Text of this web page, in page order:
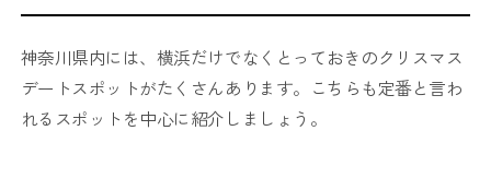
神奈川県内には、横浜だけでなくとっておきのクリスマス
デートスポットがたくさんあります。こちらも定番と言わ
れるスポットを中心に紹介しましょう。